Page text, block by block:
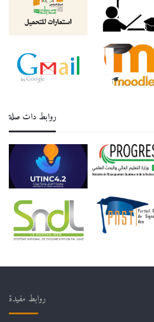
روابط دات صلة
روابط مفيدة